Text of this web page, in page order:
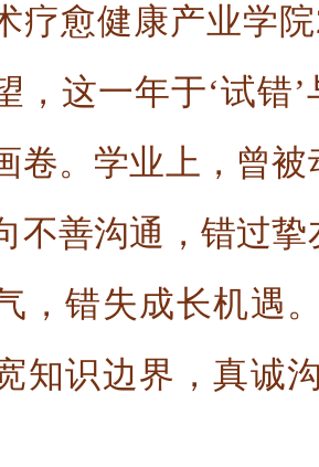
疗愈健康产业学
，这一年于‘试错
卷。学业上，曾
不善沟通，错过
，错失成长机遇
知识边界，真诚